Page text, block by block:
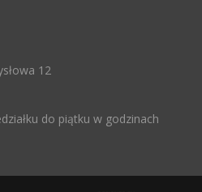
12
do piątku w godzinach